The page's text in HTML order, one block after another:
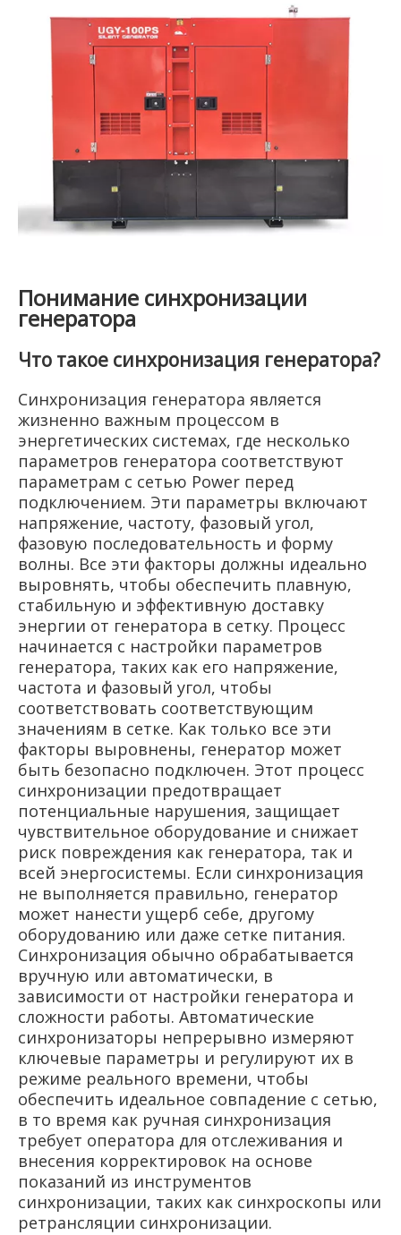
Понимание синхронизации
генератора
Что такое синхронизация генератора?
Синхронизация генератора является
жизненно важным процессом в
энергетических системах, где несколько
параметров генератора соответствуют
параметрам с сетью Power перед
подключением. Эти параметры включают
напряжение, частоту, фазовый угол,
фазовую последовательность и форму
волны. Все эти факторы должны идеально
выровнять, чтобы обеспечить плавную,
стабильную и эффективную доставку
энергии от генератора в сетку. Процесс
начинается с настройки параметров
генератора, таких как его напряжение,
частота и фазовый угол, чтобы
соответствовать соответствующим
значениям в сетке. Как только все эти
факторы выровнены, генератор может
быть безопасно подключен. Этот процесс
синхронизации предотвращает
потенциальные нарушения, защищает
чувствительное оборудование и снижает
риск повреждения как генератора, так и
всей энергосистемы. Если синхронизация
не выполняется правильно, генератор
может нанести ущерб себе, другому
оборудованию или даже сетке питания.
Синхронизация обычно обрабатывается
вручную или автоматически, в
зависимости от настройки генератора и
сложности работы. Автоматические
синхронизаторы непрерывно измеряют
ключевые параметры и регулируют их в
режиме реального времени, чтобы
обеспечить идеальное совпадение с сетью,
в то время как ручная синхронизация
требует оператора для отслеживания и
внесения корректировок на основе
показаний из инструментов
синхронизации, таких как синхроскопы или
ретрансляции синхронизации.